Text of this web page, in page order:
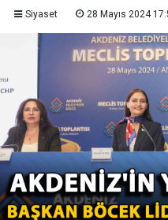
Siyaset 28 Mayıs 2024